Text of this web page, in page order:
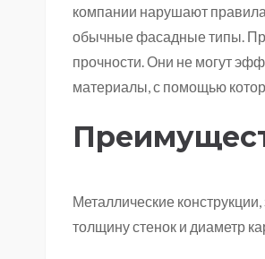
компании нарушают
обычные фасадные типы.
прочности. Они не могут
материалы, с помощью
Металлические
толщину стенок и диаметр